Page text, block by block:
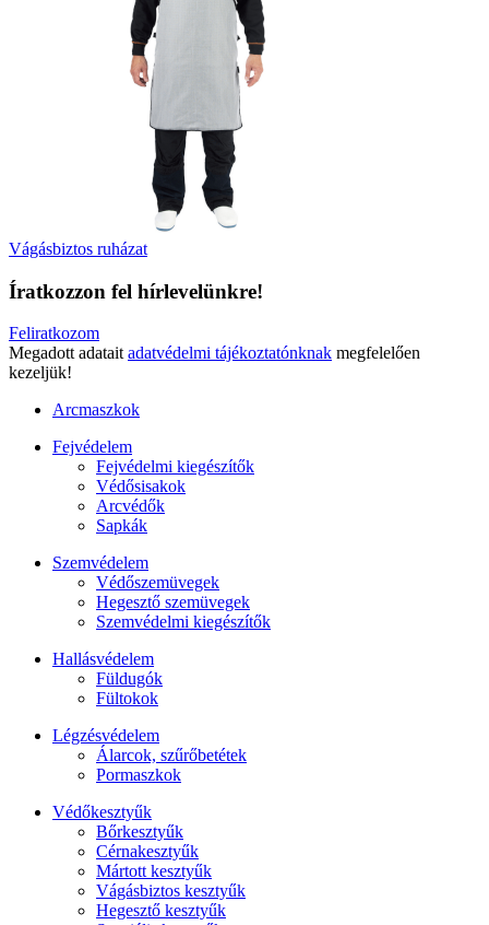
Vágásbiztos ruházat
Íratkozzon fel hírlevelünkre!
Feliratkozom
Megadott adatait adatvédelmi tájékoztatónknak megfelelően
kezeljük!
Arcmaszkok
Fejvédelem
Fejvédelmi kiegészítők
Védősisakok
Arcvédők
Sapkák
Szemvédelem
Védőszemüvegek
Hegesztő szemüvegek
Szemvédelmi kiegészítők
Hallásvédelem
Füldugók
Fültokok
Légzésvédelem
Álarcok, szűrőbetétek
Pormaszkok
Védőkesztyűk
Bőrkesztyűk
Cérnakesztyűk
Mártott kesztyűk
Vágásbiztos kesztyűk
Hegesztő kesztyűk